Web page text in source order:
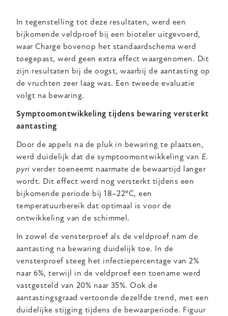
In tegenstelling tot deze resultaten, werd een
bijkomende veldproef bij een bioteler uitgevoerd,
waar Charge bovenop het standaardschema werd
toegepast, werd geen extra effect waargenomen. Dit
zijn resultaten bij de oogst, waarbij de aantasting op
de vruchten zeer laag was. Een tweede evaluatie
volgt na bewaring.
Symptoomontwikkeling tijdens bewaring versterkt
aantasting
Door de appels na de pluk in bewaring te plaatsen,
werd duidelijk dat de symptoomontwikkeling van E.
pyri verder toeneemt naarmate de bewaartijd langer
wordt. Dit effect werd nog versterkt tijdens een
bijkomende periode bij 18–22°C, een
temperatuurbereik dat optimaal is voor de
ontwikkeling van de schimmel.
In zowel de vensterproef als de veldproef nam de
aantasting na bewaring duidelijk toe. In de
vensterproef steeg het infectiepercentage van 2%
naar 6%, terwijl in de veldproef een toename werd
vastgesteld van 20% naar 35%. Ook de
aantastingsgraad vertoonde dezelfde trend, met een
duidelijke stijging tijdens de bewaarperiode. Figuur